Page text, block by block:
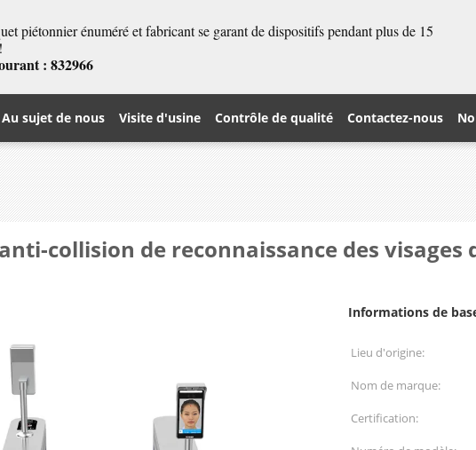
piétonnier énuméré et fabricant se garant de dispositifs pendant plus de 15
: 832966
Au sujet de nous Visite d'usine Contrôle de qualité Contactez-nous
collision de reconnaissance des
Informations de
Lieu d'origine:
Nom de marque:
Certification: